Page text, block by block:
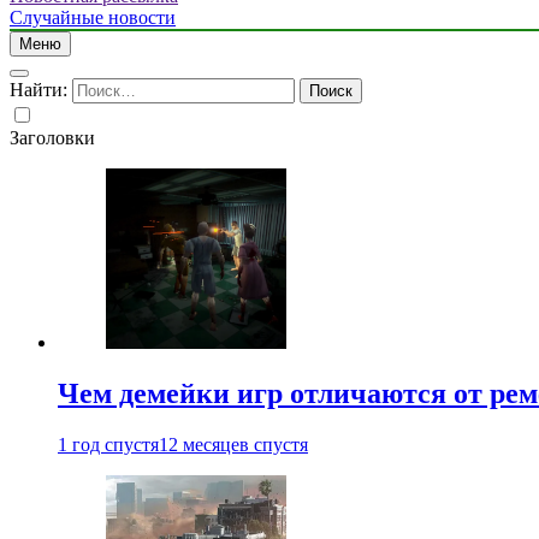
Случайные новости
Меню
Найти:
Заголовки
Чем демейки игр отличаются от
1 год спустя12 месяцев спустя